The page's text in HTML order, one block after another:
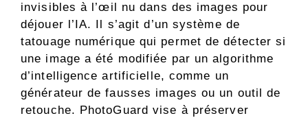
invisibles à l’œil nu dans des images pour
déjouer l’IA. Il s’agit d’un système de
tatouage numérique qui permet de détecter si
une image a été modifiée par un algorithme
d’intelligence artificielle, comme un
générateur de fausses images ou un outil de
retouche. PhotoGuard vise à préserver